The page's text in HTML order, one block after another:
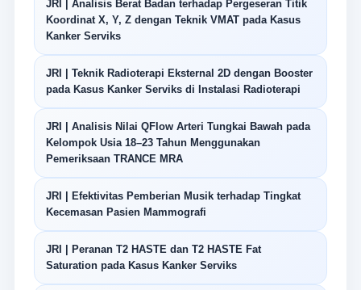
JRI | Analisis Berat Badan terhadap Pergeseran Titik
Koordinat X, Y, Z dengan Teknik VMAT pada Kasus
Kanker Serviks
JRI | Teknik Radioterapi Eksternal 2D dengan Booster
pada Kasus Kanker Serviks di Instalasi Radioterapi
JRI | Analisis Nilai QFlow Arteri Tungkai Bawah pada
Kelompok Usia 18–23 Tahun Menggunakan
Pemeriksaan TRANCE MRA
JRI | Efektivitas Pemberian Musik terhadap Tingkat
Kecemasan Pasien Mammografi
JRI | Peranan T2 HASTE dan T2 HASTE Fat
Saturation pada Kasus Kanker Serviks